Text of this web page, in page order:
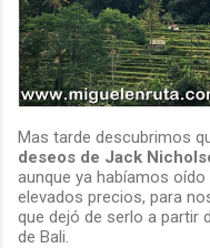
Mas tarde descubrimos
deseos de Jack
aunque ya habíamos
elevados precios, para
que dejó de serlo a partir
de Bali.